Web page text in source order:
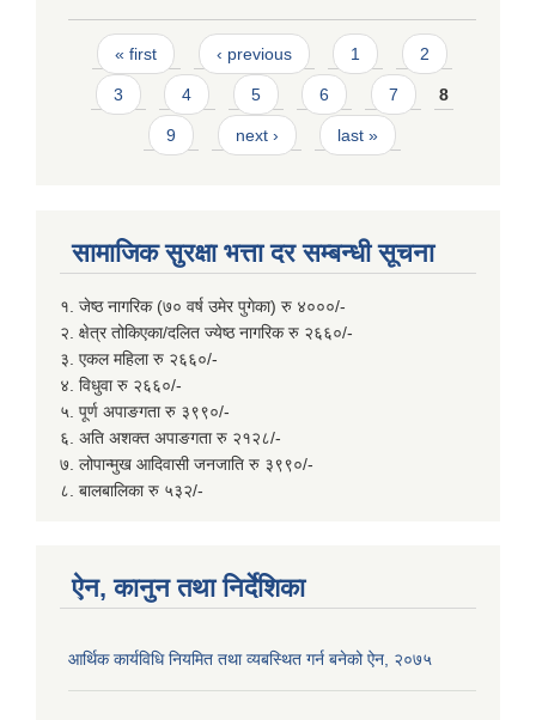
Pages
« first ‹ previous 1 2
3 4 5 6 7 8
9 next › last »
सामाजिक सुरक्षा भत्ता दर सम्बन्धी सूचना
१. जेष्ठ नागरिक (७० वर्ष उमेर पुगेका) रु ४०००/-
२. क्षेत्र तोकिएका/दलित ज्येष्ठ नागरिक रु २६६०/-
३. एकल महिला रु २६६०/-
४. विधुवा रु २६६०/-
५. पूर्ण अपाङगता रु ३९९०/-
६. अति अशक्त अपाङगता रु २१२८/-
७. लोपान्मुख आदिवासी जनजाति रु ३९९०/-
८. बालबालिका रु ५३२/-
ऐन, कानुन तथा निर्देशिका
आर्थिक कार्यविधि नियमित तथा व्यबस्थित गर्न बनेको ऐन, २०७५